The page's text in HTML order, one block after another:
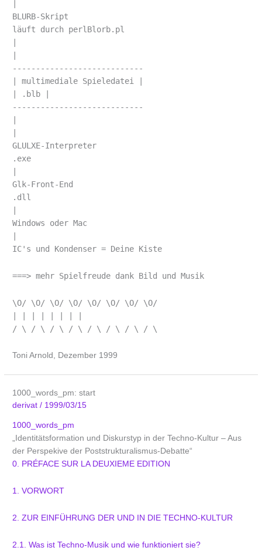
BLURB-Skript
läuft durch perlBlorb.pl
----------------------------
| multimediale Spieledatei |
| .blb |
----------------------------
GLULXE-Interpreter
.exe
Glk-Front-End
.dll
Windows oder Mac
IC's und Kondenser = Deine Kiste
===> mehr Spielfreude dank Bild und Musik
\O/ \O/ \O/ \O/ \O/ \O/ \O/ \O/
| | | | | | | |
/ \ / \ / \ / \ / \ / \ / \ / \
Toni Arnold, Dezember 1999
1000_words_pm: start
derivat/ 1999/03/15
1000_words_pm
„Identitätsformation und Diskurstyp in der Techno-Kultur – Aus
der Perspekive der Poststrukturalismus-Debatte“
0. PRÉFACE SUR LA DEUXIEME EDITION
1. VORWORT
2. ZUR EINFÜHRUNG DER UND IN DIE TECHNO-KULTUR
2.1. Was ist Techno-Musik und wie funktioniert sie?